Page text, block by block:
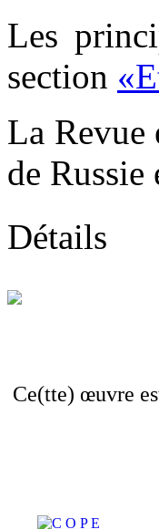
Les
section
La Revue
de Russie
Détails
Ce(tte) œuvre